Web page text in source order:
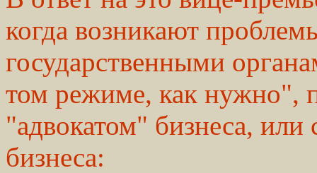
когда возникают
государственными
том режиме, как нужно",
"адвокатом" бизнеса, или
бизнеса: